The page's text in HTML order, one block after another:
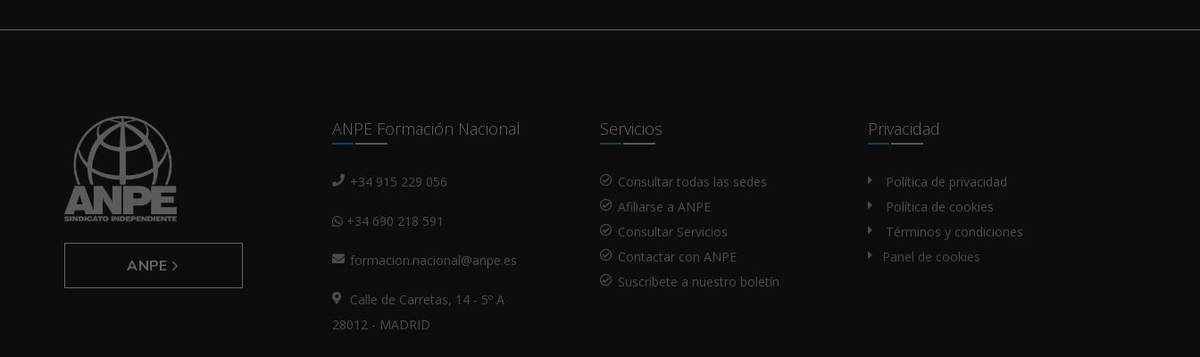
ANPE
ANPE Formación Nacional
+34 915 229 056
+34 690 218 591
formacion.nacional@anpe.es
Calle de Carretas, 14 - 5º A
28012 - MADRID
Servicios
Consultar todas las sedes
Afiliarse a ANPE
Consultar Servicios
Contactar con ANPE
Suscríbete a nuestro boletín
Privacidad
Política de privacidad
Política de cookies
Términos y condiciones
Panel de cookies